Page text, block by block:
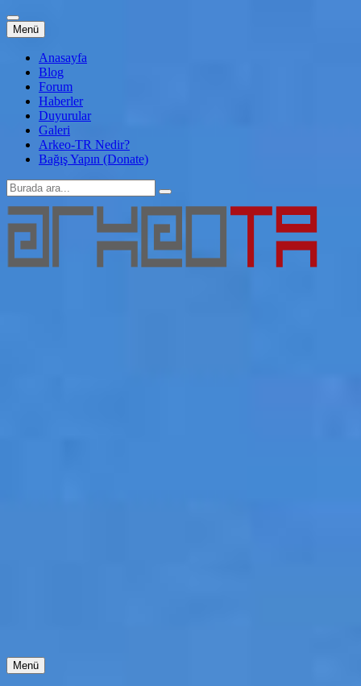
Menü İçeriğe
atla
Anasayfa
Blog
Forum
Haberler
Duyurular
Galeri
Arkeo-TR Nedir?
Bağış Yapın (Donate)
Arama:
Menü İçeriğe
atla